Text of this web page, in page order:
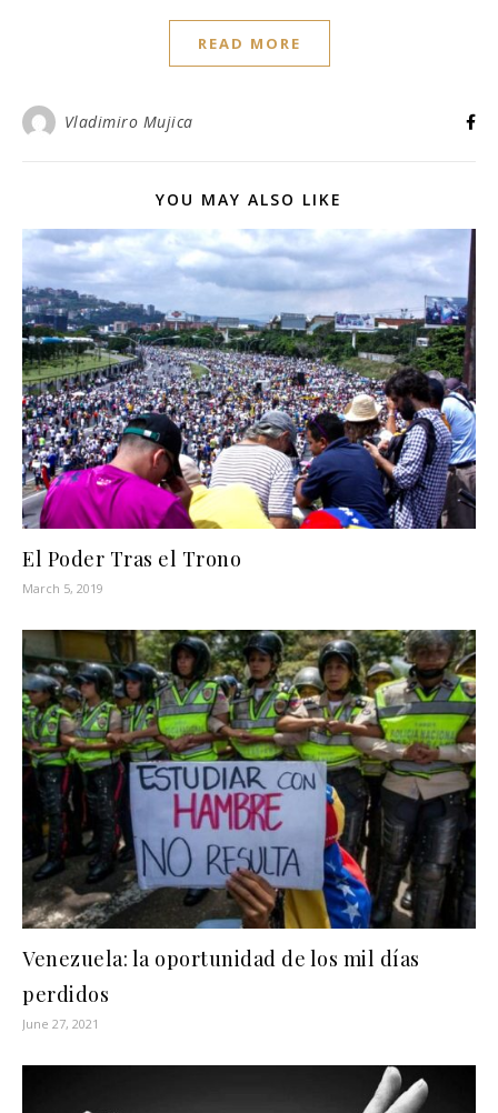
READ MORE
Vladimiro Mujica
YOU MAY ALSO LIKE
El Poder Tras el Trono
March 5, 2019
Venezuela: la oportunidad de los mil días
perdidos
June 27, 2021